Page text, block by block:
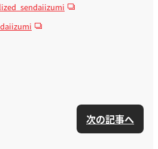
次の記事へ